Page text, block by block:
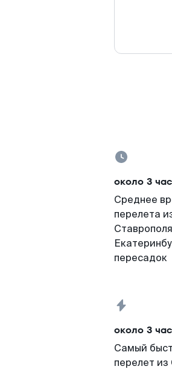
около 3
Среднее
перелета
пересадок
около 3
Самый
перелет